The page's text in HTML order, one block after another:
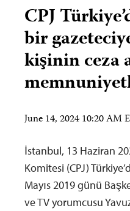
CPJ
bir
kişinin ceza
June 14, 2024 10:20 AM
İstanbul, 13 Haziran
Komitesi (CPJ)
Mayıs 2019 günü
ve TV yorumcusu